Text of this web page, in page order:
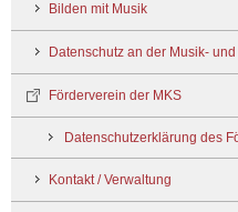
Bilden mit Musik
Datenschutz an der Musik-
Förderverein der MKS
Datenschutzerklärung des
Kontakt / Verwaltung